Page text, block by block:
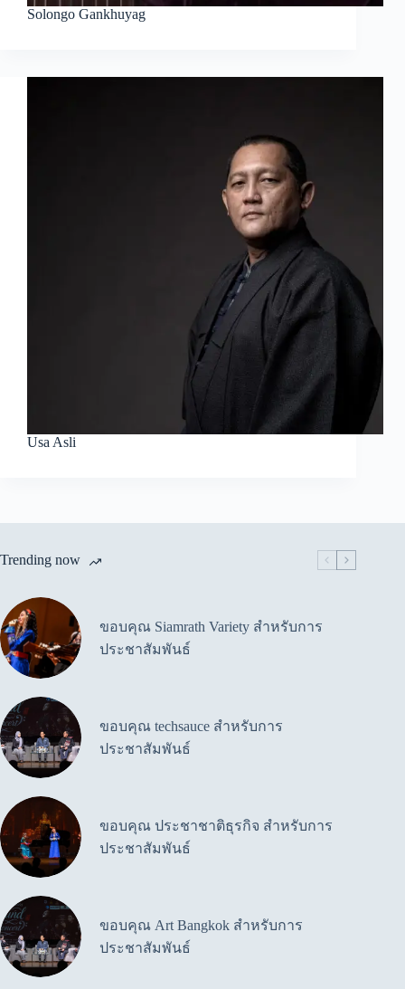
Solongo Gankhuyag
Usa Asli
Trending now
ขอบคุณ Siamrath Variety สำหรับการ
ประชาสัมพันธ์
ขอบคุณ techsauce สำหรับการ
ประชาสัมพันธ์
ขอบคุณ ประชาชาติธุรกิจ สำหรับการ
ประชาสัมพันธ์
ขอบคุณ Art Bangkok สำหรับการ
ประชาสัมพันธ์